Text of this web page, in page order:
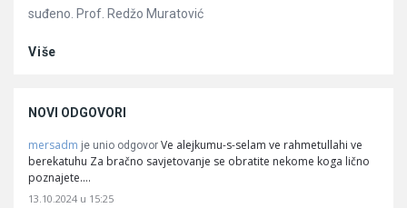
suđeno. Prof. Redžo Muratović
Više
NOVI ODGOVORI
mersadm je unio odgovor Ve alejkumu-s-selam ve rahmetullahi ve
berekatuhu Za bračno savjetovanje se obratite nekome koga lično
poznajete.…
13.10.2024 u 15:25